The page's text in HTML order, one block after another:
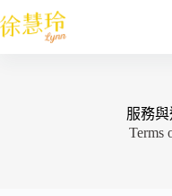
服務
Terms